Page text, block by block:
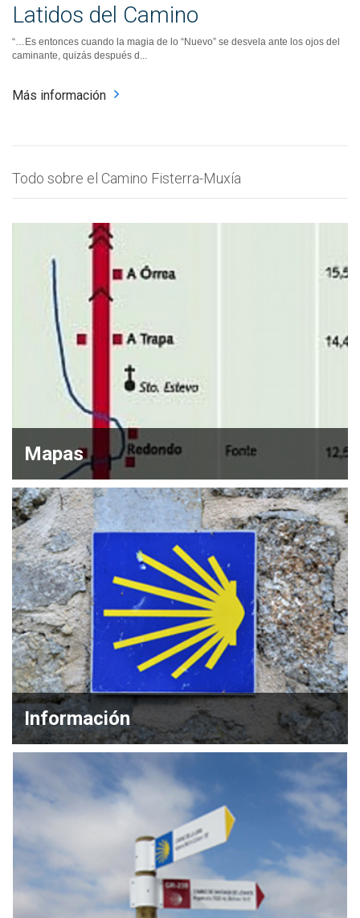
Latidos del Camino
“…Es entonces cuando la magia de lo “Nuevo” se desvela ante los ojos del
caminante, quizás después d...
Más información
Todo sobre el Camino Fisterra-Muxía
Mapas
Información